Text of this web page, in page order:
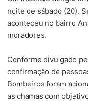
noite de sábado (20).
aconteceu no bairro
moradores.
Conforme divulgado
confirmação de
Bombeiros foram
as chamas com